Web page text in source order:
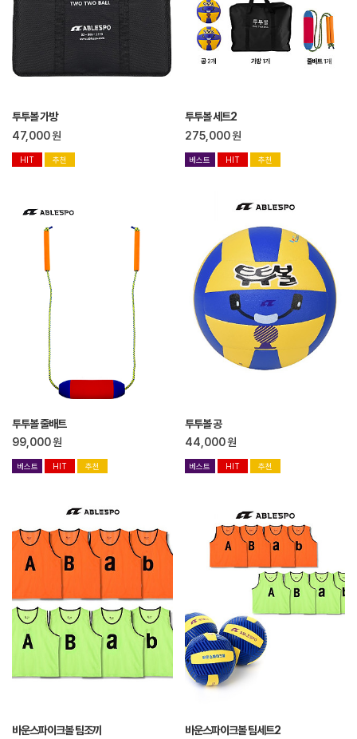
투투볼 가방
47,000원
HIT 추천
투투볼 세트2
275,000원
베스트 HIT 추천
투투볼 줄배트
99,000원
베스트 HIT 추천
투투볼 공
44,000원
베스트 HIT 추천
바운스파이크볼 팀조끼
바운스파이크볼 팀세트2